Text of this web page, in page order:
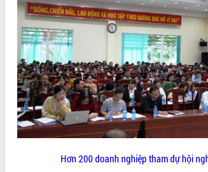
HỆ THỐNG VĂN BẢN
VĂN BẢN HĐND TỈNH
ĐIỂM TIN VĂN BẢN
QUY HOẠCH - KẾ HOẠCH
Hơn 200 doanh nghiệp tham dự hội